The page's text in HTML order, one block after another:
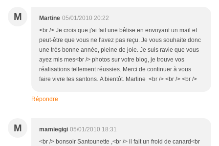
M Martine 05/01/2010 20:22
<br /> Je crois que j'ai fait une bêtise en envoyant un mail et
peut-être que vous ne l'avez pas reçu. Je vous souhaite donc
une très bonne année, pleine de joie. Je suis ravie que vous
ayez mis mes<br /> photos sur votre blog, je trouve vos
réalisations tellement réussies. Merci de continuer à vous
faire vivre les santons. A bientôt. Martine <br /> <br /> <br />
Répondre
M mamiegigi 05/01/2010 18:31
<br /> bonsoir Santounette ,<br /> il fait un froid de canard<br